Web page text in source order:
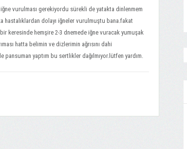
vurulması gerekiyordu sürekli de yatakta dinlenmem
hastalıklardan dolayı iğneler vurulmuştu bana.fakat
keresinde hemşire 2-3 dnemede iğne vuracak yumuşak
hatta belimin ve dizlerimin ağrısını dahi
yaptım bu sertlikler dağılmıyor.lütfen yardım.